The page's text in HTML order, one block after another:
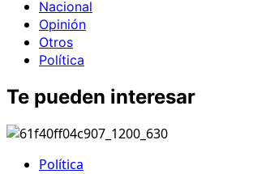
Nacional
Opinión
Otros
Política
Te pueden interesar
Política